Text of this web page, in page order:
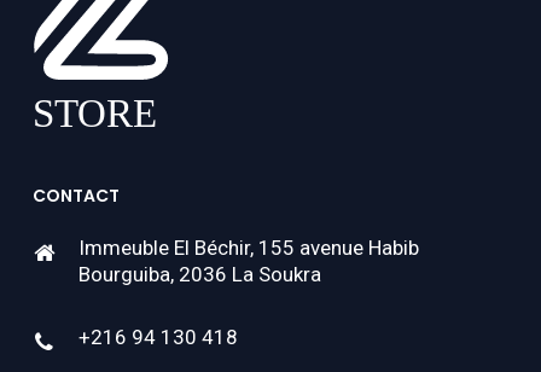
CONTACT
Immeuble El Béchir, 155 avenue Habib
Bourguiba, 2036 La Soukra
+216 94 130 418